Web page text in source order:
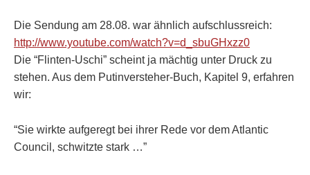
Die Sendung am 28.08. war ähnlich aufschlussreich:
http://www.youtube.com/watch?v=d_sbuGHxzz0
Die “Flinten-Uschi” scheint ja mächtig unter Druck zu
stehen. Aus dem Putinversteher-Buch, Kapitel 9, erfahren
wir:
“Sie wirkte aufgeregt bei ihrer Rede vor dem Atlantic
Council, schwitzte stark …”